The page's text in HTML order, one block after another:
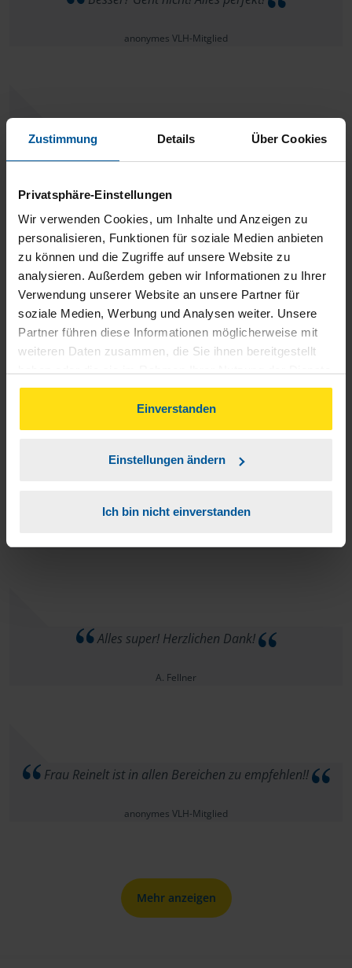
Zustimmung Details Über Cookies
Privatsphäre-Einstellungen
Wir verwenden Cookies, um Inhalte und Anzeigen zu
personalisieren, Funktionen für soziale Medien anbieten
zu können und die Zugriffe auf unsere Website zu
analysieren. Außerdem geben wir Informationen zu Ihrer
Verwendung unserer Website an unsere Partner für
soziale Medien, Werbung und Analysen weiter. Unsere
Partner führen diese Informationen möglicherweise mit
weiteren Daten zusammen, die Sie ihnen bereitgestellt
gesammelt haben. Indem Sie auf Einverstanden klicken,
können Sie der Verwendung von Cookies, gemäß
unserer
Einverstanden
Einstellungen ändern
Ich bin nicht einverstanden
anonymes VLH-Mitglied
Mega Lob an die Frau Reinelt, Bin seit ca. 18 Jahren bei
ihr, immer erreichbar super fachliche Kompetenz und
Beratungsstelle nur weiterempfehlen
Matthias Müller
Sehr zufrieden!
verbessern könnte!
Alles super! Herzlichen Dank!
A. Fellner
Frau Reinelt ist in allen Bereichen zu empfehlen!!
anonymes VLH-Mitglied
Mehr anzeigen